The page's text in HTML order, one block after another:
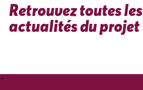
*
Retrouvez toutes les
actualités du projet